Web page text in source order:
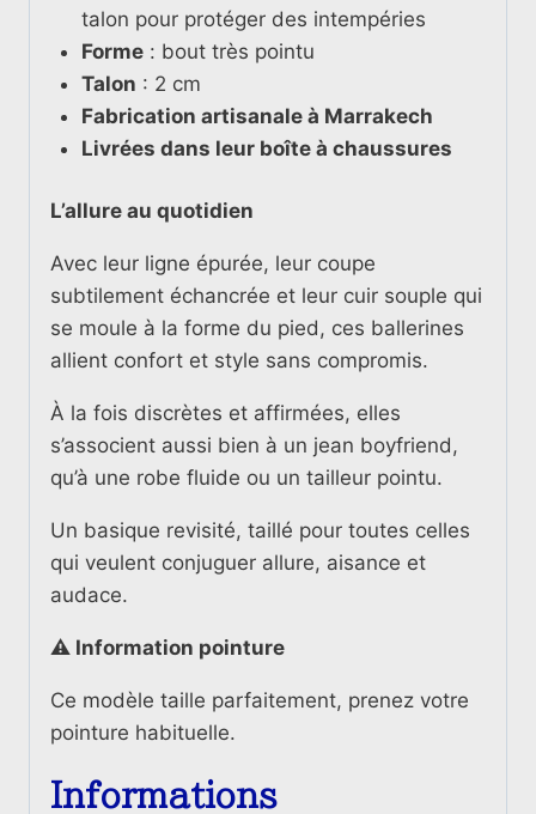
talon pour protéger des intempéries
Forme: bout très pointu
Talon : 2 cm
Fabrication artisanale à Marrakech
Livrées dans leur boîte à chaussures
L’allure au quotidien
Avec leur ligne épurée, leur coupe
subtilement échancrée et leur cuir souple qui
se moule à la forme du pied, ces ballerines
allient confort et style sans compromis.
À la fois discrètes et affirmées, elles
s’associent aussi bien à un jean boyfriend,
qu’à une robe fluide ou un tailleur pointu.
Un basique revisité, taillé pour toutes celles
qui veulent conjuguer allure, aisance et
audace.
⚠️ Information pointure
Ce modèle taille parfaitement, prenez votre
pointure habituelle.
Informations